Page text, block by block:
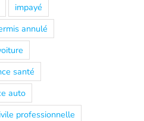
impayé
annulé
santé
auto
professionnelle